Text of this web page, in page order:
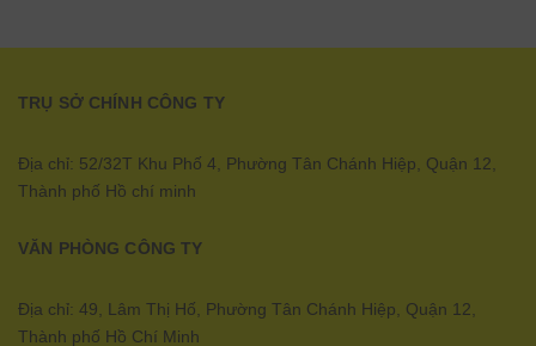
TRỤ SỞ CHÍNH CÔNG TY
Địa chỉ: 52/32T Khu Phố 4, Phường Tân Chánh Hiệp, Quận 12,
Thành phố Hồ chí minh
VĂN PHÒNG CÔNG TY
Địa chỉ: 49, Lâm Thị Hố, Phường Tân Chánh Hiệp, Quận 12,
Thành phố Hồ Chí Minh